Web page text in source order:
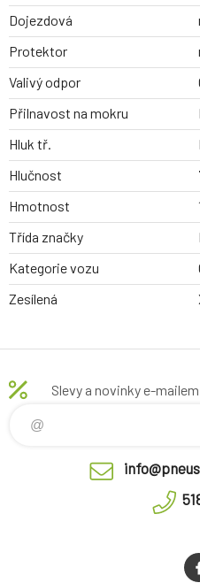
Dojezdová
Protektor
Valivý odpor
Přilnavost na mokru
Hluk tř.
Hlučnost
Hmotnost
Třída značky
Kategorie vozu
Zesílená
Slevy a novinky e-mailem